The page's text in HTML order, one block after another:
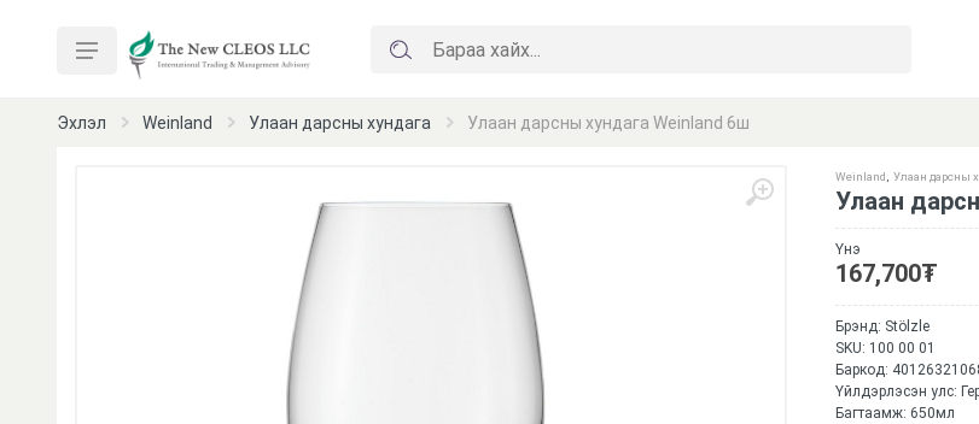
Эхлэл Weinland Улаан дарсны хундага Улаан дарсны хундага Weinland 6ш
Weinland Улаан дарсны
Улаан
Үнэ
167,700₮
Брэнд: Stölzle
SKU: 100 00 01
Баркод:
Үйлдэрлэсэн улс:
Багтаамж: 650мл